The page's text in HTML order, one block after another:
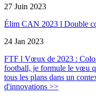
27 Juin 2023
Élim CAN 2023 l Double
24 Jan 2023
FTF l Vœux de 2023 :
football, je formule le vœu
tous les plans dans un
d'innovations >>